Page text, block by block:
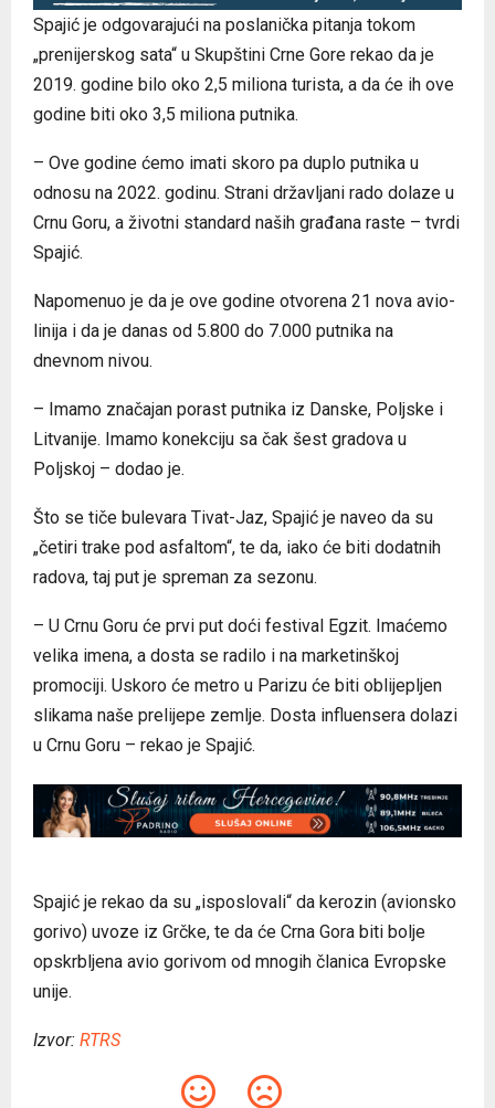
Spajić je odgovarajući na poslanička pitanja tokom
„prenijerskog sata“ u Skupštini Crne Gore rekao da je
2019. godine bilo oko 2,5 miliona turista, a da će ih ove
godine biti oko 3,5 miliona putnika.
– Ove godine ćemo imati skoro pa duplo putnika u
odnosu na 2022. godinu. Strani državljani rado dolaze u
Crnu Goru, a životni standard naših građana raste – tvrdi
Spajić.
Napomenuo je da je ove godine otvorena 21 nova avio-
linija i da je danas od 5.800 do 7.000 putnika na
dnevnom nivou.
– Imamo značajan porast putnika iz Danske, Poljske i
Litvanije. Imamo konekciju sa čak šest gradova u
Poljskoj – dodao je.
Što se tiče bulevara Tivat-Јaz, Spajić je naveo da su
„četiri trake pod asfaltom“, te da, iako će biti dodatnih
radova, taj put je spreman za sezonu.
– U Crnu Goru će prvi put doći festival Egzit. Imaćemo
velika imena, a dosta se radilo i na marketinškoj
promociji. Uskoro će metro u Parizu će biti oblijepljen
slikama naše prelijepe zemlje. Dosta influensera dolazi
u Crnu Goru – rekao je Spajić.
Spajić je rekao da su „isposlovali“ da kerozin (avionsko
gorivo) uvoze iz Grčke, te da će Crna Gora biti bolje
opskrbljena avio gorivom od mnogih članica Evropske
unije.
Izvor: RTRS